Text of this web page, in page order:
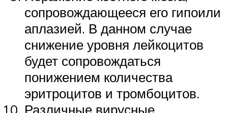
сопровождающееся его гипоили
аплазией. В данном случае
снижение уровня лейкоцитов
будет сопровождаться
понижением количества
эритроцитов и тромбоцитов.
Различные вирусные